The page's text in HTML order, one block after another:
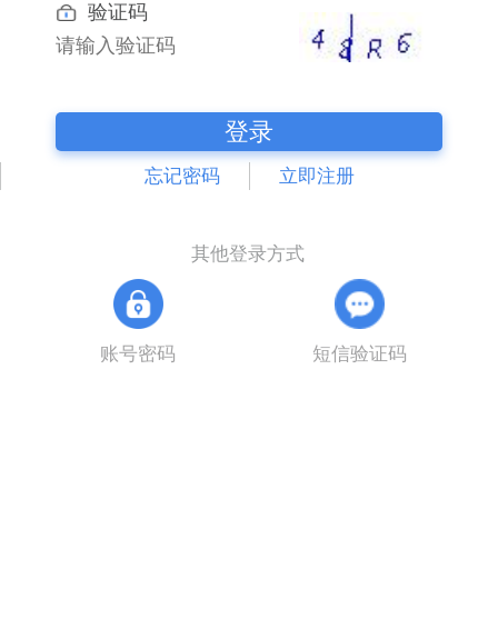
验证码
登录
忘记密码 立即注册
其他登录方式
账号密码 短信验证码